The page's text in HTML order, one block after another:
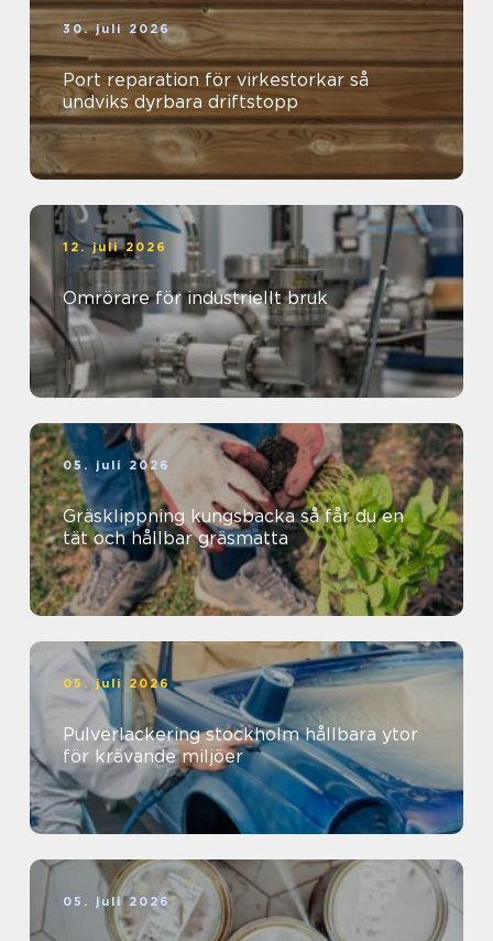
30. juli 2026
Port reparation för virkestorkar så
undviks dyrbara driftstopp
12. juli 2026
Omrörare för industriellt bruk
05. juli 2026
Gräsklippning kungsbacka så får du en
tät och hållbar gräsmatta
05. juli 2026
Pulverlackering stockholm hållbara ytor
för krävande miljöer
05. juli 2026